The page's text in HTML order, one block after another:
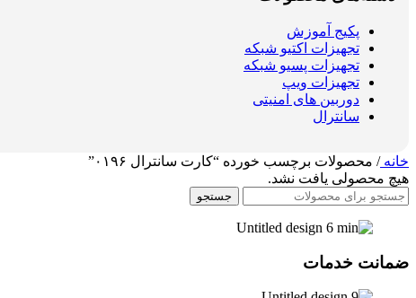
پکیج آموزش
تجهیزات اکتیو شبکه
تجهیزات پسیو شبکه
تجهیزات ویپ
دوربین های امنیتی
سانترال
خانه/ محصولات برچسب خورده “کارت سانترال ۰۱۹۶”
هیچ محصولی یافت نشد.
جستجو
ضمانت خدمات